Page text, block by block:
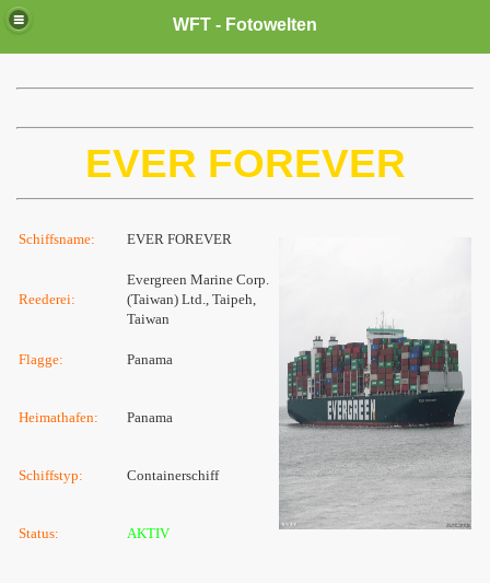
WFT - Fotowelten
EVER FOREVER
Schiffsname: EVER FOREVER
Reederei:
Evergreen Marine Corp.
(Taiwan) Ltd., Taipeh,
Taiwan
Flagge: Panama
Heimathafen: Panama
Schiffstyp: Containerschiff
Status: AKTIV